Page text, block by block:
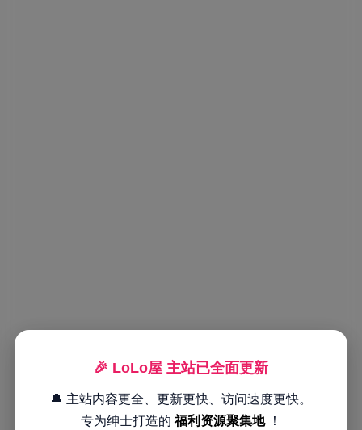
🎉 LoLo屋 主站已全面更新
🔔 主站内容更全、更新更快、访问速度更快。
专为绅士打造的福利资源聚集地 ！